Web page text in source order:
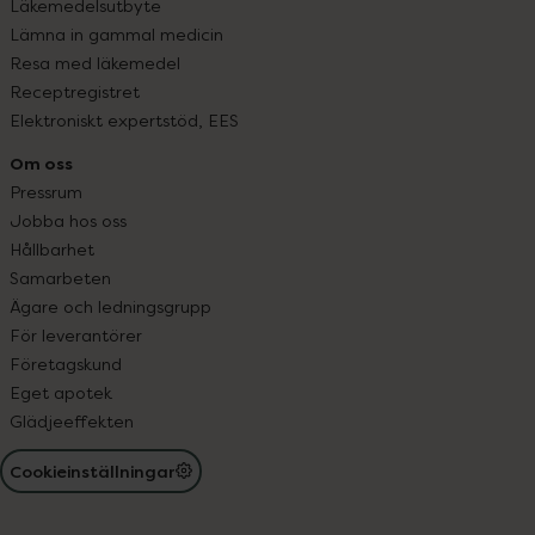
Läkemedelsutbyte
Lämna in gammal medicin
Resa med läkemedel
Receptregistret
Elektroniskt expertstöd, EES
Om oss
Pressrum
Jobba hos oss
Hållbarhet
Samarbeten
Ägare och ledningsgrupp
För leverantörer
Företagskund
Eget apotek
Glädjeeffekten
Cookieinställningar